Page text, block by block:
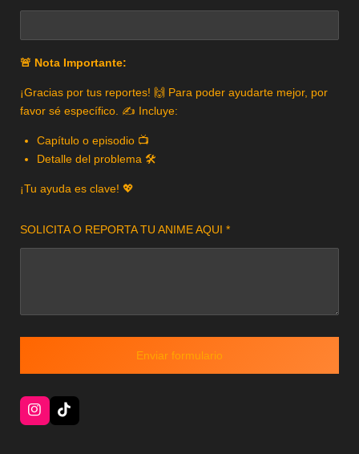
🚨 Nota Importante:
¡Gracias por tus reportes! 🙌 Para poder ayudarte mejor, por
favor sé específico. ✍️ Incluye:
Capítulo o episodio 📺
Detalle del problema 🛠️
¡Tu ayuda es clave! 💖
SOLICITA O REPORTA TU ANIME AQUI *
Enviar formulario
I
n
T
i